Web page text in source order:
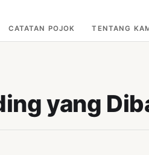
CATATAN POJOK TENTANG
yang